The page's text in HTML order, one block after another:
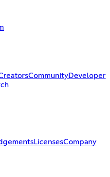
CommunityDeveloper
LicensesCompany